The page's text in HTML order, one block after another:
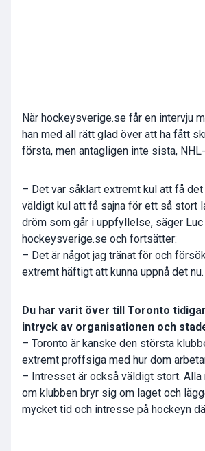
När hockeysverige.se får en intervju
han med all rätt glad över att ha fått
första, men antagligen inte sista,
– Det var såklart extremt kul att få
väldigt kul att få sajna för ett så stort
dröm som går i uppfyllelse, säger Luc
hockeysverige.se och fortsätter:
– Det är något jag tränat för och
extremt häftigt att kunna uppnå det nu.
Du har varit över till Toronto
intryck av organisationen och
– Toronto är kanske den största
extremt proffsiga med hur dom
– Intresset är också väldigt stort. Alla
om klubben bryr sig om laget och
mycket tid och intresse på hockeyn